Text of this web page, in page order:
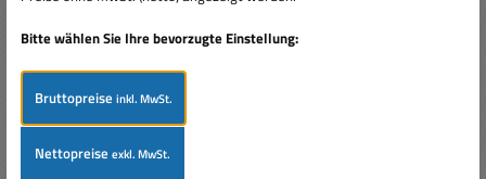
Bitte wählen Sie Ihre bevorzugte Einstellung:
Bruttopreiseinkl. MwSt.
Nettopreiseexkl. MwSt.